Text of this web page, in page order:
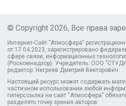
© Copyright 2026, Все права
Интернет-Сайт "Атмосфера"
от 17.04.2023, зарегистрировано
сфере связи, информационных
(Роскомнадзор). Учредитель: ООО
редактор: Негреев Дмитрий Викторович
Настоящий ресурс может содержать
частичном использовании любой
гиперссылка на сайт “Атмосфера”
разделять точку зрения авторов.